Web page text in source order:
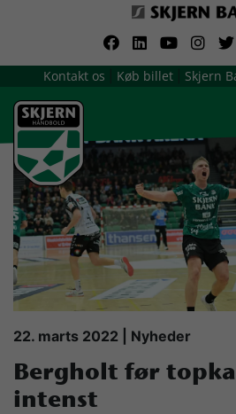
Kontakt os Køb billet Skjern
Om Skjern Håndbold
Ligatruppen
Sponsorer
Billetsalg / sæsonkort
Presse
Samarbejdsklubber
22. marts 2022 | Nyheder
Bergholt før
intenst